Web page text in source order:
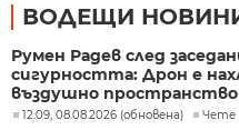
ВОДЕЩИ
Румен Радев след
сигурността: Дрон е
въздушно пространство
12:09, 08.08.2026 (обновена) Чете